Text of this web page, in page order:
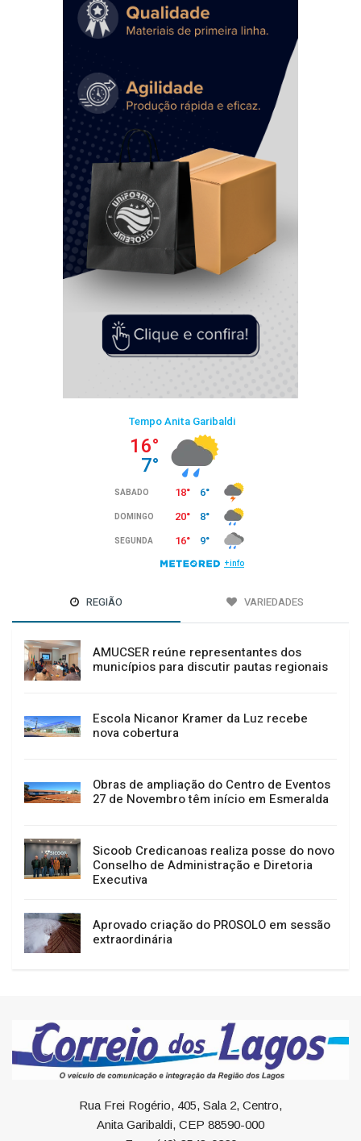
REGIÃO VARIEDADES
AMUCSER reúne representantes dos
municípios para discutir pautas regionais
Escola Nicanor Kramer da Luz recebe
nova cobertura
Obras de ampliação do Centro de Eventos
27 de Novembro têm início em Esmeralda
Sicoob Credicanoas realiza posse do novo
Conselho de Administração e Diretoria
Executiva
Aprovado criação do PROSOLO em sessão
extraordinária
Rua Frei Rogério, 405, Sala 2, Centro,
Anita Garibaldi, CEP 88590-000